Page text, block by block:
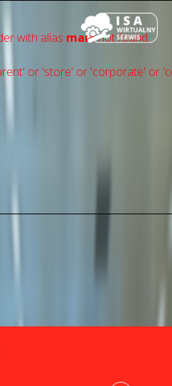
with alias mainnot found.
or 'store' or 'сorporate' or